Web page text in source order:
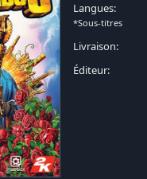
Langues:
*Sous-titres
Livraison:
Éditeur: